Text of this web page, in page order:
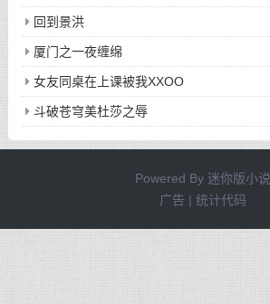
回到景洪
厦门之一夜缠绵
女友同桌在上课被我XXOO
斗破苍穹美杜莎之辱
Powered By 迷你版小说
广告 | 统计代码